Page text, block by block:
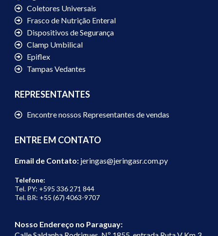
Coletores Universais
Frasco de Nutrição Enteral
Dispositivos de Segurança
Clamp Umbilical
Epiflex
Tampas Vedantes
REPRESENTANTES
Encontre nossos Representantes de vendas
ENTRE EM CONTATO
Email de Contato: jeringas@jeringasr.com.py
Telefone:
Tel. PY: +595 336 271 844
Tel. BR: +55 (67) 4063-9707
Nosso Endereço no Paraguay: